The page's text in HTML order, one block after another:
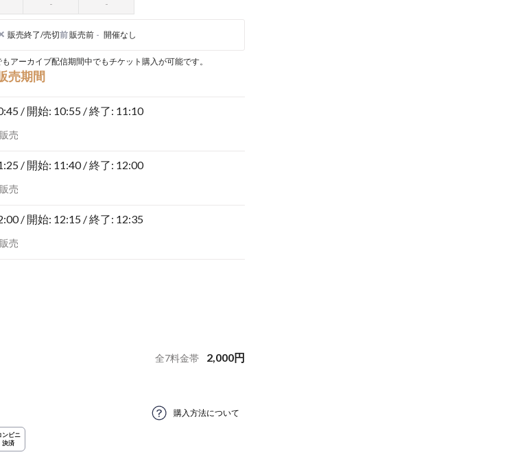
販売終了/売切前販売前 - 開催なし
アーカイブ配信期間中でもチケット購入が可能です。
売期間
/ 開始: 10:55 / 終了: 11:10
売
/ 開始: 11:40 / 終了: 12:00
売
/ 開始: 12:15 / 終了: 12:35
売
全7料金帯 2,000円
購入方法について